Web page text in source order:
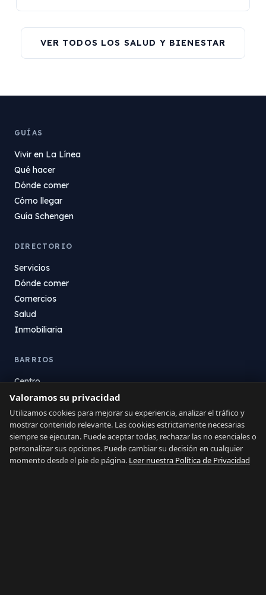
VER TODOS LOS SALUD Y BIENESTAR
GUÍAS
Vivir en La Línea
Qué hacer
Dónde comer
Cómo llegar
Guía Schengen
DIRECTORIO
Servicios
Dónde comer
Comercios
Salud
Inmobiliaria
BARRIOS
Centro
La Atunara
Poniente
El Zabal
Santa Margarita
La Alcaidesa
Valoramos su privacidad
Utilizamos cookies para mejorar su experiencia, analizar el tráfico y
mostrar contenido relevante. Las cookies estrictamente necesarias
siempre se ejecutan. Puede aceptar todas, rechazar las no esenciales o
personalizar sus opciones. Puede cambiar su decisión en cualquier
momento desde el pie de página. Leer nuestra Política de Privacidad